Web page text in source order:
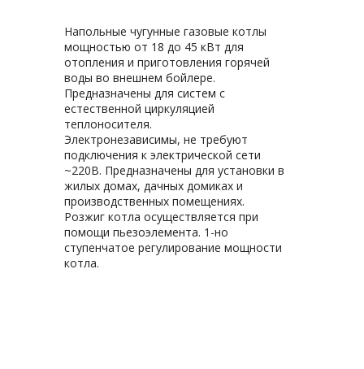
Напольные чугунные газовые котлы
мощностью от 18 до 45 кВт для
отопления и приготовления горячей
воды во внешнем бойлере.
Предназначены для систем с
естественной циркуляцией
теплоносителя.
Электронезависимы, не требуют
подключения к электрической сети
~220В. Предназначены для установки в
жилых домах, дачных домиках и
производственных помещениях.
Розжиг котла осуществляется при
помощи пьезоэлемента. 1-но
ступенчатое регулирование мощности
котла.